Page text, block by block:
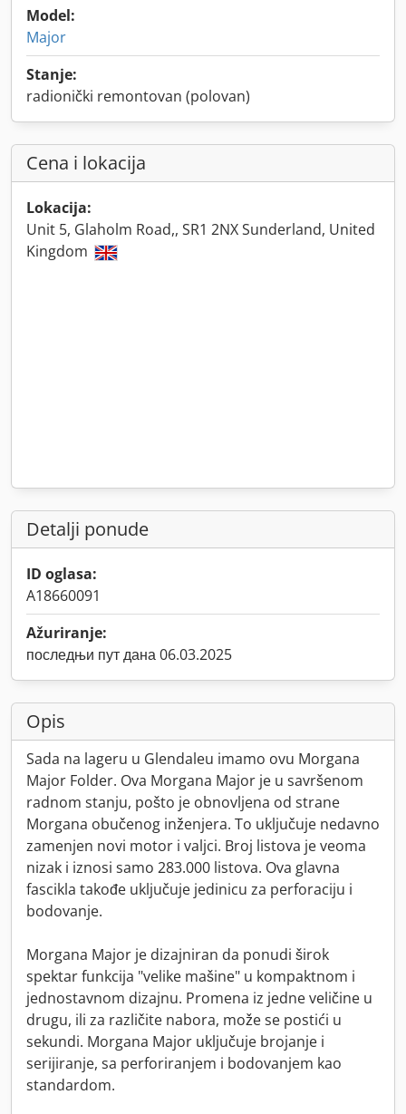
Model:
Major
Stanje:
radionički remontovan (polovan)
Cena i lokacija
Lokacija:
Unit 5, Glaholm Road,, SR1 2NX Sunderland, United
Kingdom
Detalji ponude
ID oglasa:
A18660091
Ažuriranje:
последњи пут дана 06.03.2025
Opis
Sada na lageru u Glendaleu imamo ovu Morgana
Major Folder. Ova Morgana Major je u savršenom
radnom stanju, pošto je obnovljena od strane
Morgana obučenog inženjera. To uključuje nedavno
zamenjen novi motor i valjci. Broj listova je veoma
nizak i iznosi samo 283.000 listova. Ova glavna
fascikla takođe uključuje jedinicu za perforaciju i
bodovanje.
Morgana Major je dizajniran da ponudi širok
spektar funkcija "velike mašine" u kompaktnom i
jednostavnom dizajnu. Promena iz jedne veličine u
drugu, ili za različite nabora, može se postići u
sekundi. Morgana Major uključuje brojanje i
serijiranje, sa perforiranjem i bodovanjem kao
standardom.